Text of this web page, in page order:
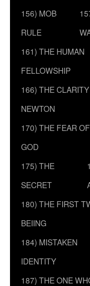
156) MOB
RULE
161) THE HUMAN
FELLOWSHIP
166) THE
NEWTON
170) THE FEAR OF
GOD
175) THE
SECRET
180) THE FIRST
BEIING
184) MISTAKEN
IDENTITY
187) THE ONE